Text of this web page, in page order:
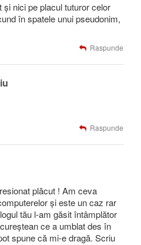
nici pe placul tuturor celor
în spatele unui pseudonim,
Raspunde
Raspunde
plăcut ! Am ceva
și este un caz rar
tău l-am găsit întâmplător
ce a umblat des în
spune că mi-e dragă. Scriu